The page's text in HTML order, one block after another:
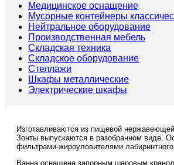
Медицинское оснащение
Мусорные контейнеры
Нейтральное оборудование
Производственная мебель
Складская техника
Складское оборудование
Стеллажи
Шкафы металлические
Электрические шкафы
Изготавливаются из пищевой
Зонты выпускаются в разобранном виде.
фильтрами-жироуловителями лабиринтного
Ванна оснащена запорным шаровым